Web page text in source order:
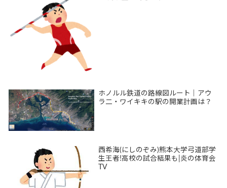
ホノルル鉄道の路線図ルート｜アウ
ラ二・ワイキキの駅の開業計画は？
西希海(にしのぞみ)熊本大学弓道部学
生王者!高校の試合結果も|炎の体育会
TV